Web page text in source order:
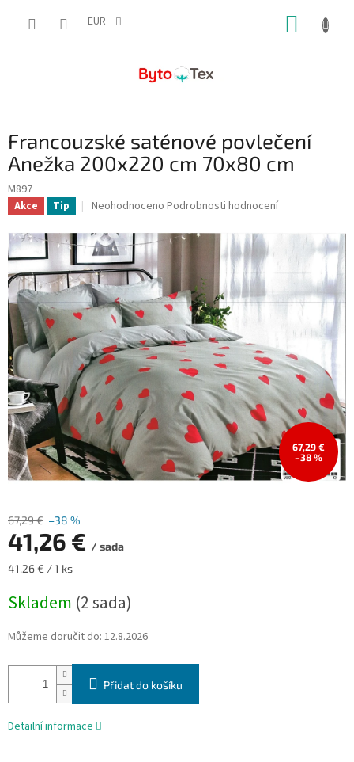
EUR
Francouzské saténové povlečení
Anežka 200x220 cm 70x80 cm
M897
Akce Tip
Průměrné
produktu
je
0,0
z
5
hvězdiček.
Neohodnoceno Podrobnosti hodnocení
67,29 €
–38 %
67,29 € –38 %
41,26 € / sada
Měrná
41,26 € / 1 ks
Skladem (2 sada)
Můžeme doručit do: 12.8.2026
Přidat do košíku
Detailní informace